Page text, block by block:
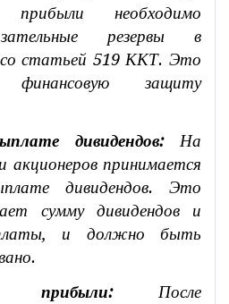
прибыли необходимо
резервы в
статьей 519 ККТ. Это
финансовую защиту
дивидендов:На
акционеров принимается
дивидендов. Это
сумму дивидендов и
и должно быть
прибыли:После